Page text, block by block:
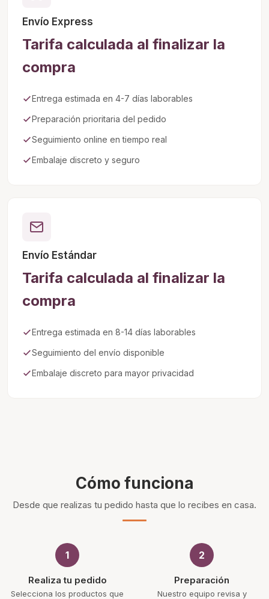
Envío Express
Tarifa calculada al finalizar la
compra
Entrega estimada en 4-7 días laborables
Preparación prioritaria del pedido
Seguimiento online en tiempo real
Embalaje discreto y seguro
Envío Estándar
Tarifa calculada al finalizar la
compra
Entrega estimada en 8-14 días laborables
Seguimiento del envío disponible
Embalaje discreto para mayor privacidad
Cómo funciona
Desde que realizas tu pedido hasta que lo recibes en casa.
1
Realiza tu pedido
Selecciona los productos que
2
Preparación
Nuestro equipo revisa y